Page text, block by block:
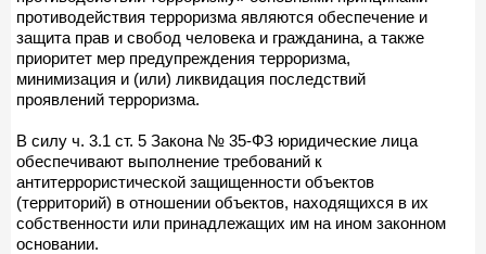
противодействия терроризма являются обеспечение и
защита прав и свобод человека и гражданина, а также
приоритет мер предупреждения терроризма,
минимизация и (или) ликвидация последствий
проявлений терроризма.
В силу ч. 3.1 ст. 5 Закона № 35-ФЗ юридические лица
обеспечивают выполнение требований к
антитеррористической защищенности объектов
(территорий) в отношении объектов, находящихся в их
собственности или принадлежащих им на ином законном
основании.